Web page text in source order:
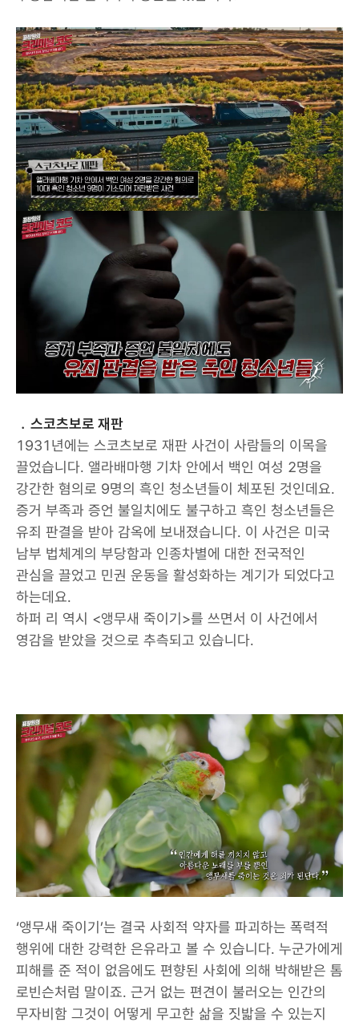
﹒스코츠보로 재판
1931년에는 스코츠보로 재판 사건이 사람들의 이목을
끌었습니다. 앨라배마행 기차 안에서 백인 여성 2명을
강간한 혐의로 9명의 흑인 청소년들이 체포된 것인데요.
증거 부족과 증언 불일치에도 불구하고 흑인 청소년들은
유죄 판결을 받아 감옥에 보내졌습니다. 이 사건은 미국
남부 법체계의 부당함과 인종차별에 대한 전국적인
관심을 끌었고 민권 운동을 활성화하는 계기가 되었다고
하는데요.
하퍼 리 역시 <앵무새 죽이기>를 쓰면서 이 사건에서
영감을 받았을 것으로 추측되고 있습니다.
‘앵무새 죽이기’는 결국 사회적 약자를 파괴하는 폭력적
행위에 대한 강력한 은유라고 볼 수 있습니다. 누군가에게
피해를 준 적이 없음에도 편향된 사회에 의해 박해받은 톰
로빈슨처럼 말이죠. 근거 없는 편견이 불러오는 인간의
무자비함 그것이 어떻게 무고한 삶을 짓밟을 수 있는지